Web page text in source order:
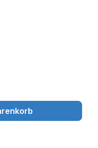
Wert